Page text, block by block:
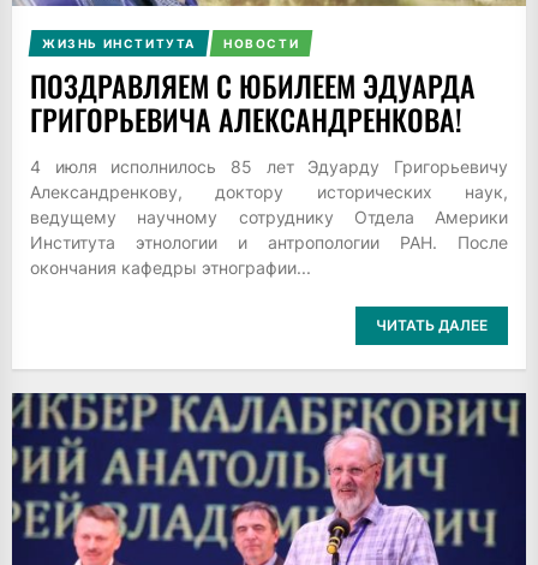
ЖИЗНЬ ИНСТИТУТА НОВОСТИ
ПОЗДРАВЛЯЕМ С ЮБИЛЕЕМ ЭДУАРДА
ГРИГОРЬЕВИЧА АЛЕКСАНДРЕНКОВА!
4 июля исполнилось 85 лет Эдуарду Григорьевичу
Александренкову, доктору исторических наук,
ведущему научному сотруднику Отдела Америки
Института этнологии и антропологии РАН. После
окончания кафедры этнографии...
ЧИТАТЬ ДАЛЕЕ